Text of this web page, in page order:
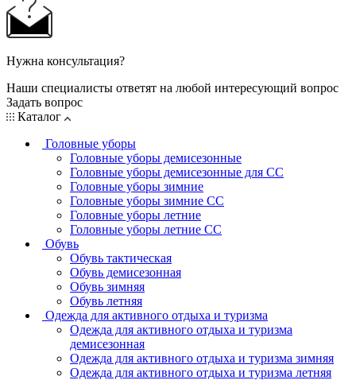
Нужна консультация?
Наши специалисты ответят на любой интересующий вопрос
Задать вопрос
Каталог
Головные уборы
Головные уборы демисезонные
Головные уборы демисезонные для СС
Головные уборы зимние
Головные уборы зимние СС
Головные уборы летние
Головные уборы летние СС
Обувь
Обувь тактическая
Обувь демисезонная
Обувь зимняя
Обувь летняя
Одежда для активного отдыха и туризма
Одежда для активного отдыха и туризма
демисезонная
Одежда для активного отдыха и туризма зимняя
Одежда для активного отдыха и туризма летняя